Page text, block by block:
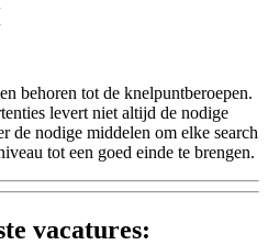
behoren tot de knelpuntberoepen.
levert niet altijd de nodige
de nodige middelen om elke search
tot een goed einde te brengen.
vacatures: